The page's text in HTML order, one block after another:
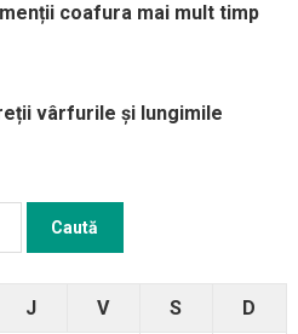
coafura mai mult timp
vârfurile și lungimile
J V S D